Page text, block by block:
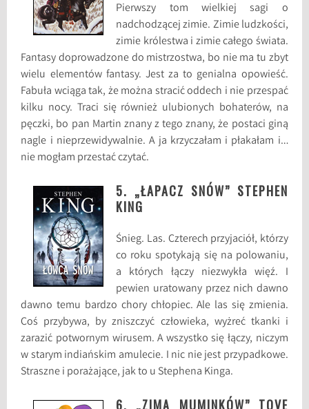
Pierwszy tom wielkiej sagi o
nadchodzącej zimie. Zimie ludzkości,
zimie królestwa i zimie całego świata.
Fantasy doprowadzone do mistrzostwa, bo nie ma tu zbyt
wielu elementów fantasy. Jest za to genialna opowieść.
Fabuła wciąga tak, że można stracić oddech i nie przespać
kilku nocy. Traci się również ulubionych bohaterów, na
pęczki, bo pan Martin znany z tego znany, że postaci giną
nagle i nieprzewidywalnie. A ja krzyczałam i płakałam i…
nie mogłam przestać czytać.
5. „ŁAPACZ SNÓW” STEPHEN
KING
Śnieg. Las. Czterech przyjaciół, którzy
co roku spotykają się na polowaniu,
a których łączy niezwykła więź. I
pewien uratowany przez nich dawno
dawno temu bardzo chory chłopiec. Ale las się zmienia.
Coś przybywa, by zniszczyć człowieka, wyżreć tkanki i
zarazić potwornym wirusem. A wszystko się łączy, niczym
w starym indiańskim amulecie. I nic nie jest przypadkowe.
Straszne i porażające, jak to u Stephena Kinga.
6. „ZIMA MUMINKÓW” TOVE